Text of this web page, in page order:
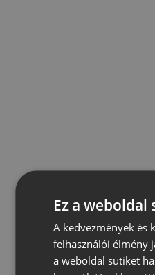
Ez a weboldal
A kedvezmények és
felhasználói élmény
a weboldal sütiket